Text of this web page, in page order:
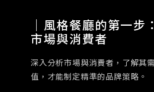
｜風格餐廳的第一步
市場與消費者
深入分析市場與消費者，了解其
值，才能制定精準的品牌策略。